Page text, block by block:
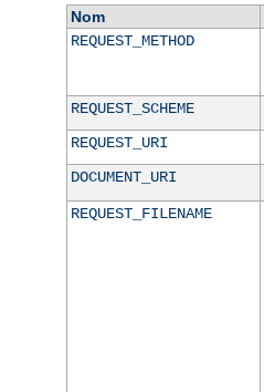
Nom
REQUEST_METHOD
REQUEST_SCHEME
REQUEST_URI
DOCUMENT_URI
REQUEST_FILENAME